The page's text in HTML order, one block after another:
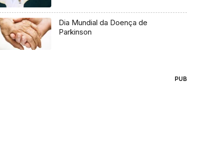
Dia Mundial da Doença de
Parkinson
PUB